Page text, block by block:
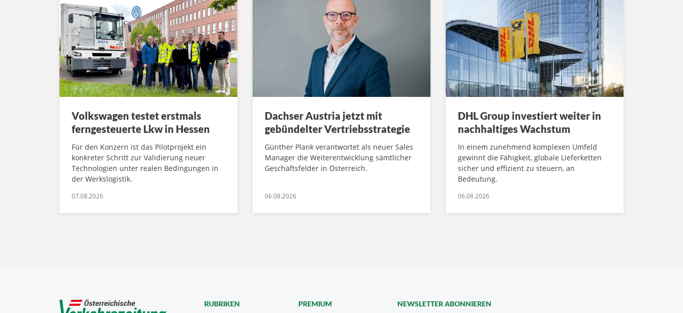
Volkswagen testet erstmals
ferngesteuerte Lkw in Hessen
Für den Konzern ist das Pilotprojekt ein
konkreter Schritt zur Validierung neuer
Technologien unter realen Bedingungen in
der Werkslogistik.
07.08.2026
Dachser Austria jetzt mit
gebündelter Vertriebsstrategie
Günther Plank verantwortet als neuer Sales
Manager die Weiterentwicklung sämtlicher
Geschäftsfelder in Österreich.
06.08.2026
DHL Group investiert weiter in
nachhaltiges Wachstum
In einem zunehmend komplexen Umfeld
gewinnt die Fähigkeit, globale Lieferketten
sicher und effizient zu steuern, an
Bedeutung.
06.08.2026
NEWSLETTER ABONNIEREN
RUBRIKEN PREMIUM